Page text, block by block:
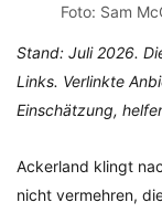
Foto: Sam
Stand: Juli 2026.
Links. Verlinkte
Einschätzung,
Ackerland klingt
nicht vermehren,